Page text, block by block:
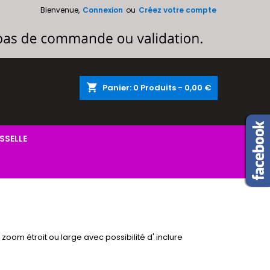
Bienvenue, Connexion ou Créez votre compte
shopping_cart Panier: 0 Produits - 0,00 €
étroit ou large avec possibilité d' inclure